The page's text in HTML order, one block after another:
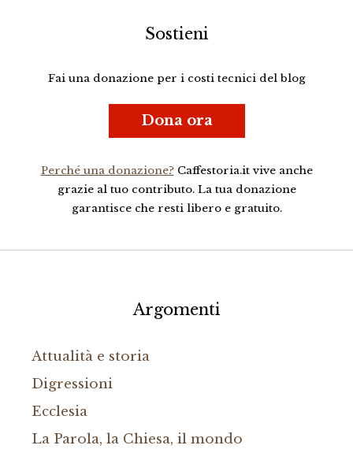
Sostieni
Fai una donazione per i costi tecnici del blog
Dona ora
Perché una donazione?Caffestoria.it vive anche
grazie al tuo contributo. La tua donazione
garantisce che resti libero e gratuito.
Argomenti
Attualità e storia
Digressioni
Ecclesia
La Parola, la Chiesa, il mondo